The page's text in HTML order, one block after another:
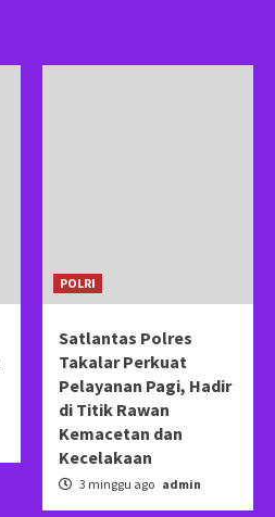
POLRI
Satlantas Polres
Takalar Perkuat
Pelayanan Pagi, Hadir
di Titik Rawan
Kemacetan dan
Kecelakaan
3 minggu ago admin